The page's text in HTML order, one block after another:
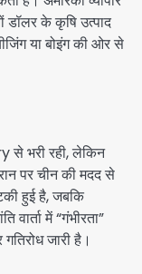
डॉलर के कृषि उत्पाद
या बोइंग की ओर से
भरी रही, लेकिन
पर चीन की मदद से
हुई है, जबकि
में “गंभीरता”
जारी है।